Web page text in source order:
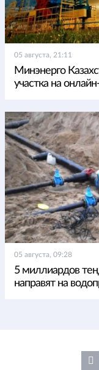
05 августа, 21:11
Минэнерго
участка на
05 августа, 09:28
5 миллиардов
направят на